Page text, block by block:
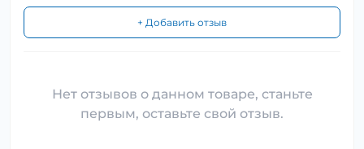
+ Добавить отзыв
Нет отзывов о данном товаре, станьте
первым, оставьте свой отзыв.